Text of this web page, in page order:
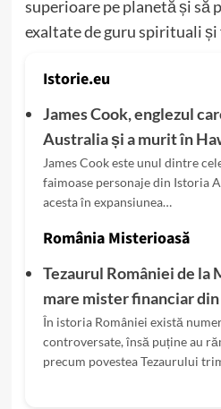
superioare pe planetă și să
exaltate de guru spirituali
Istorie.eu
James Cook, englezul
Australia și a murit în
James Cook este unul dintre
faimoase personaje din Istoria
acesta în expansiunea…
România Misterioasă
Tezaurul României de la
mare mister financiar
În istoria României există
controversate, însă puține au
precum povestea Tezaurului